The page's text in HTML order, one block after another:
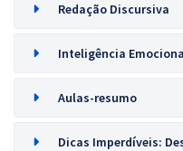
Redação Discursiva
Inteligência
Aulas-resumo
Dicas Imperdíveis: